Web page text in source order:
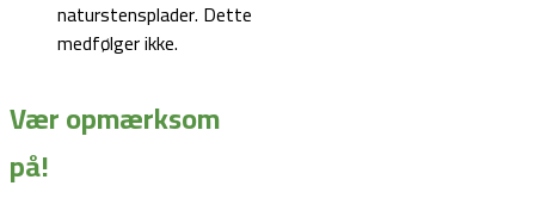
naturstensplader. Dette
medfølger ikke.
Vær opmærksom
på!